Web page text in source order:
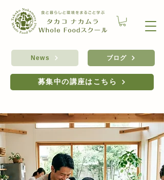
News
募集中の講座はこちら
ブログ